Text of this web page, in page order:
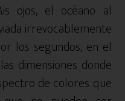
ojos, el océano al
irrevocablemente
los segundos, en el
dimensiones donde
de colores que